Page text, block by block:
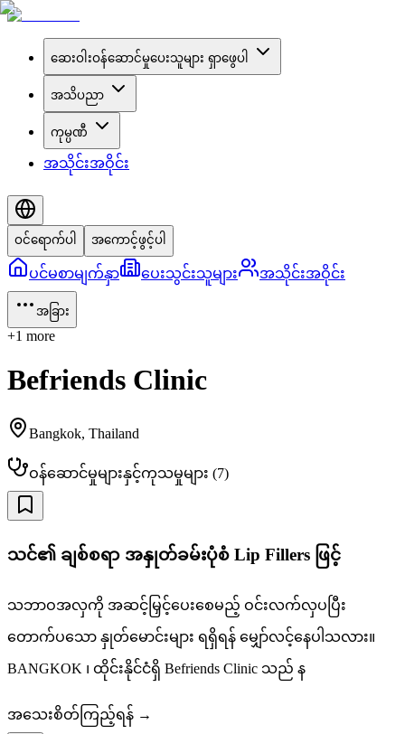
ဆေးဝါးဝန်ဆောင်မှုပေးသူများ ရှာဖွေပါ
အသိပညာ
ကုမ္ပဏီ
အသိုင်းအဝိုင်း
ဝင်ရောက်ပါ အကောင့်ဖွင့်ပါ
ပင်မစာမျက်နှာ ပေးသွင်းသူများ အသိုင်းအဝိုင်း
အခြား
+1 more
Befriends Clinic
Bangkok, Thailand
ဝန်ဆောင်မှုများနှင့်ကုသမှုများ (7)
သင်၏ ချစ်စရာ အနှုတ်ခမ်းပုံစံ Lip Fillers ဖြင့်
သဘာဝအလှကို အဆင့်မြှင့်ပေးစေမည့် ဝင်းလက်လှပပြီး
တောက်ပသော နှုတ်မောင်းများ ရရှိရန် မျှော်လင့်နေပါသလား။
BANGKOK ၊ ထိုင်းနိုင်ငံရှိ Befriends Clinic သည် န
အသေးစိတ်ကြည့်ရန် →